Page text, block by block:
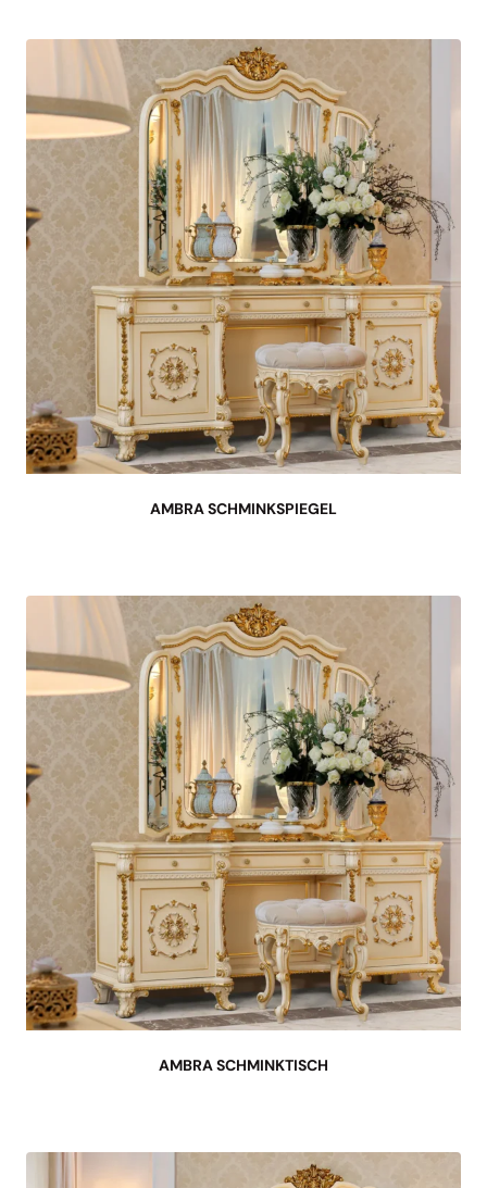
AMBRA SCHMINKSPIEGEL
AMBRA SCHMINKTISCH